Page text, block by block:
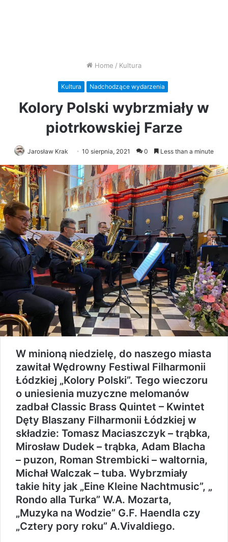
Home / Kultura
Kultura Nadchodzące wydarzenia
Kolory Polski wybrzmiały w
piotrkowskiej Farze
Jarosław Krak 10 sierpnia, 2021 0 Less than a minute
W minioną niedzielę, do naszego miasta
zawitał Wędrowny Festiwal Filharmonii
Łódzkiej „Kolory Polski”. Tego wieczoru
o uniesienia muzyczne melomanów
zadbał Classic Brass Quintet – Kwintet
Dęty Blaszany Filharmonii Łódzkiej w
składzie: Tomasz Maciaszczyk – trąbka,
Mirosław Dudek – trąbka, Adam Blacha
– puzon, Roman Strembicki – waltornia,
Michał Walczak – tuba. Wybrzmiały
takie hity jak „Eine Kleine Nachtmusic”, „
Rondo alla Turka” W.A. Mozarta,
„Muzyka na Wodzie” G.F. Haendla czy
„Cztery pory roku” A.Vivaldiego.